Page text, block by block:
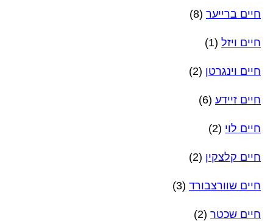
חיים ברייער (8)
חיים ויזל (1)
חיים וינגרטן (2)
חיים זיידע (6)
חיים לוי (2)
חיים קלצקין (2)
חיים שוורצבורד (3)
חיים שכטר (2)